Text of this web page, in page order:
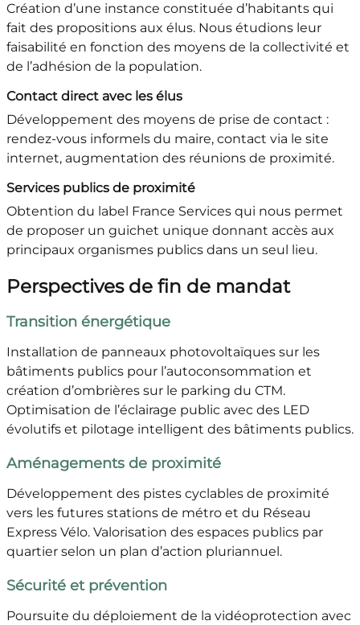
Création d’une instance constituée d’habitants qui
fait des propositions aux élus. Nous étudions leur
faisabilité en fonction des moyens de la collectivité et
de l’adhésion de la population.
Contact direct avec les élus
Développement des moyens de prise de contact :
rendez-vous informels du maire, contact via le site
internet, augmentation des réunions de proximité.
Services publics de proximité
Obtention du label France Services qui nous permet
de proposer un guichet unique donnant accès aux
principaux organismes publics dans un seul lieu.
Perspectives de fin de mandat
Transition énergétique
Installation de panneaux photovoltaïques sur les
bâtiments publics pour l’autoconsommation et
création d’ombrières sur le parking du CTM.
Optimisation de l’éclairage public avec des LED
évolutifs et pilotage intelligent des bâtiments publics.
Aménagements de proximité
Développement des pistes cyclables de proximité
vers les futures stations de métro et du Réseau
Express Vélo. Valorisation des espaces publics par
quartier selon un plan d’action pluriannuel.
Sécurité et prévention
Poursuite du déploiement de la vidéoprotection avec